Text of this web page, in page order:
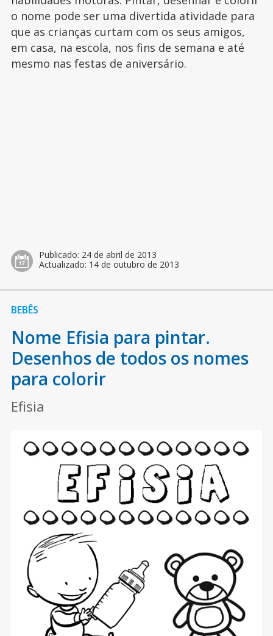
o nome pode ser uma divertida atividade para
que as crianças curtam com os seus amigos,
em casa, na escola, nos fins de semana e até
mesmo nas festas de aniversário.
Publicado: 24 de abril de 2013
Actualizado: 14 de outubro de 2013
BEBÊS
Nome Efisia para pintar.
Desenhos de todos os nomes
para colorir
Efisia